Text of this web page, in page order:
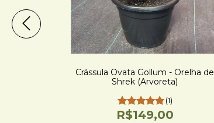
Crássula Ovata Gollum - Orelha de
Shrek (Arvoreta)
(1)
R$149,00